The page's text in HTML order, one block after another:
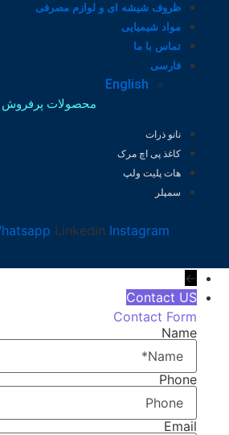
ظروف شیشه ای و لوازم مصرفی
مواد شیمیایی
تماس با ما
فارسی
English
محصولات پرفروش
نانو ذرات
کاغذ پی اچ مرک
هات پلیت ولپ
سمپلر
Whatsapp Linkedin Instagram
←
Contact US
Contact Form
Name
Phone
Email